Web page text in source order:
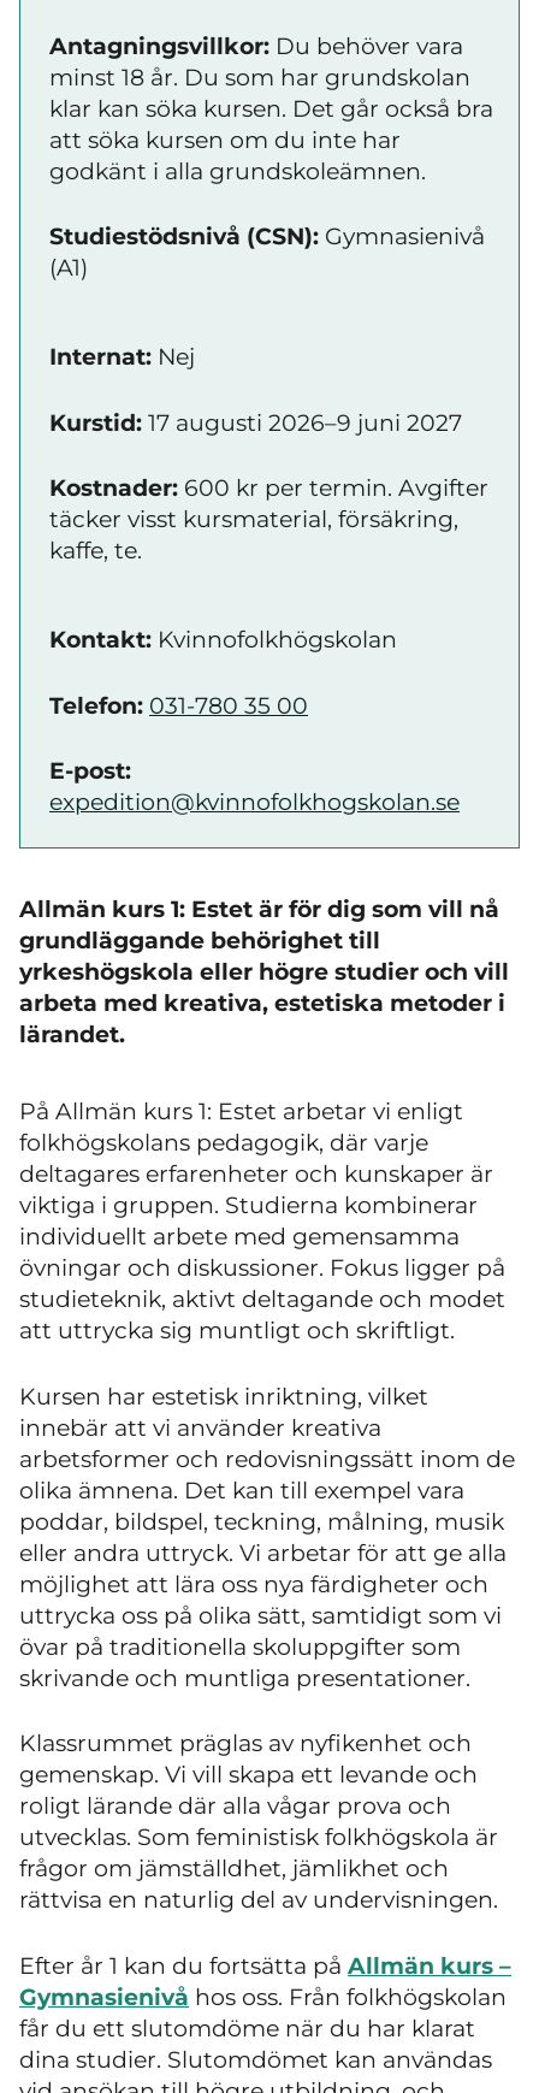
Antagningsvillkor: Du behöver vara
minst 18 år. Du som har grundskolan
klar kan söka kursen. Det går också bra
att söka kursen om du inte har
godkänt i alla grundskoleämnen.
Studiestödsnivå (CSN): Gymnasienivå
(A1)
Internat: Nej
Kurstid: 17 augusti 2026–9 juni 2027
Kostnader: 600 kr per termin. Avgifter
täcker visst kursmaterial, försäkring,
kaffe, te.
Kontakt: Kvinnofolkhögskolan
Telefon: 031-780 35 00
E-post:
expedition@kvinnofolkhogskolan.se
Allmän kurs 1: Estet är för dig som vill nå
grundläggande behörighet till
yrkeshögskola eller högre studier och vill
arbeta med kreativa, estetiska metoder i
lärandet.
På Allmän kurs 1: Estet arbetar vi enligt
folkhögskolans pedagogik, där varje
deltagares erfarenheter och kunskaper är
viktiga i gruppen. Studierna kombinerar
individuellt arbete med gemensamma
övningar och diskussioner. Fokus ligger på
studieteknik, aktivt deltagande och modet
att uttrycka sig muntligt och skriftligt.
Kursen har estetisk inriktning, vilket
innebär att vi använder kreativa
arbetsformer och redovisningssätt inom de
olika ämnena. Det kan till exempel vara
poddar, bildspel, teckning, målning, musik
eller andra uttryck. Vi arbetar för att ge alla
möjlighet att lära oss nya färdigheter och
uttrycka oss på olika sätt, samtidigt som vi
övar på traditionella skoluppgifter som
skrivande och muntliga presentationer.
Klassrummet präglas av nyfikenhet och
gemenskap. Vi vill skapa ett levande och
roligt lärande där alla vågar prova och
utvecklas. Som feministisk folkhögskola är
frågor om jämställdhet, jämlikhet och
rättvisa en naturlig del av undervisningen.
Efter år 1 kan du fortsätta på Allmän kurs –
Gymnasienivå hos oss. Från folkhögskolan
får du ett slutomdöme när du har klarat
dina studier. Slutomdömet kan användas